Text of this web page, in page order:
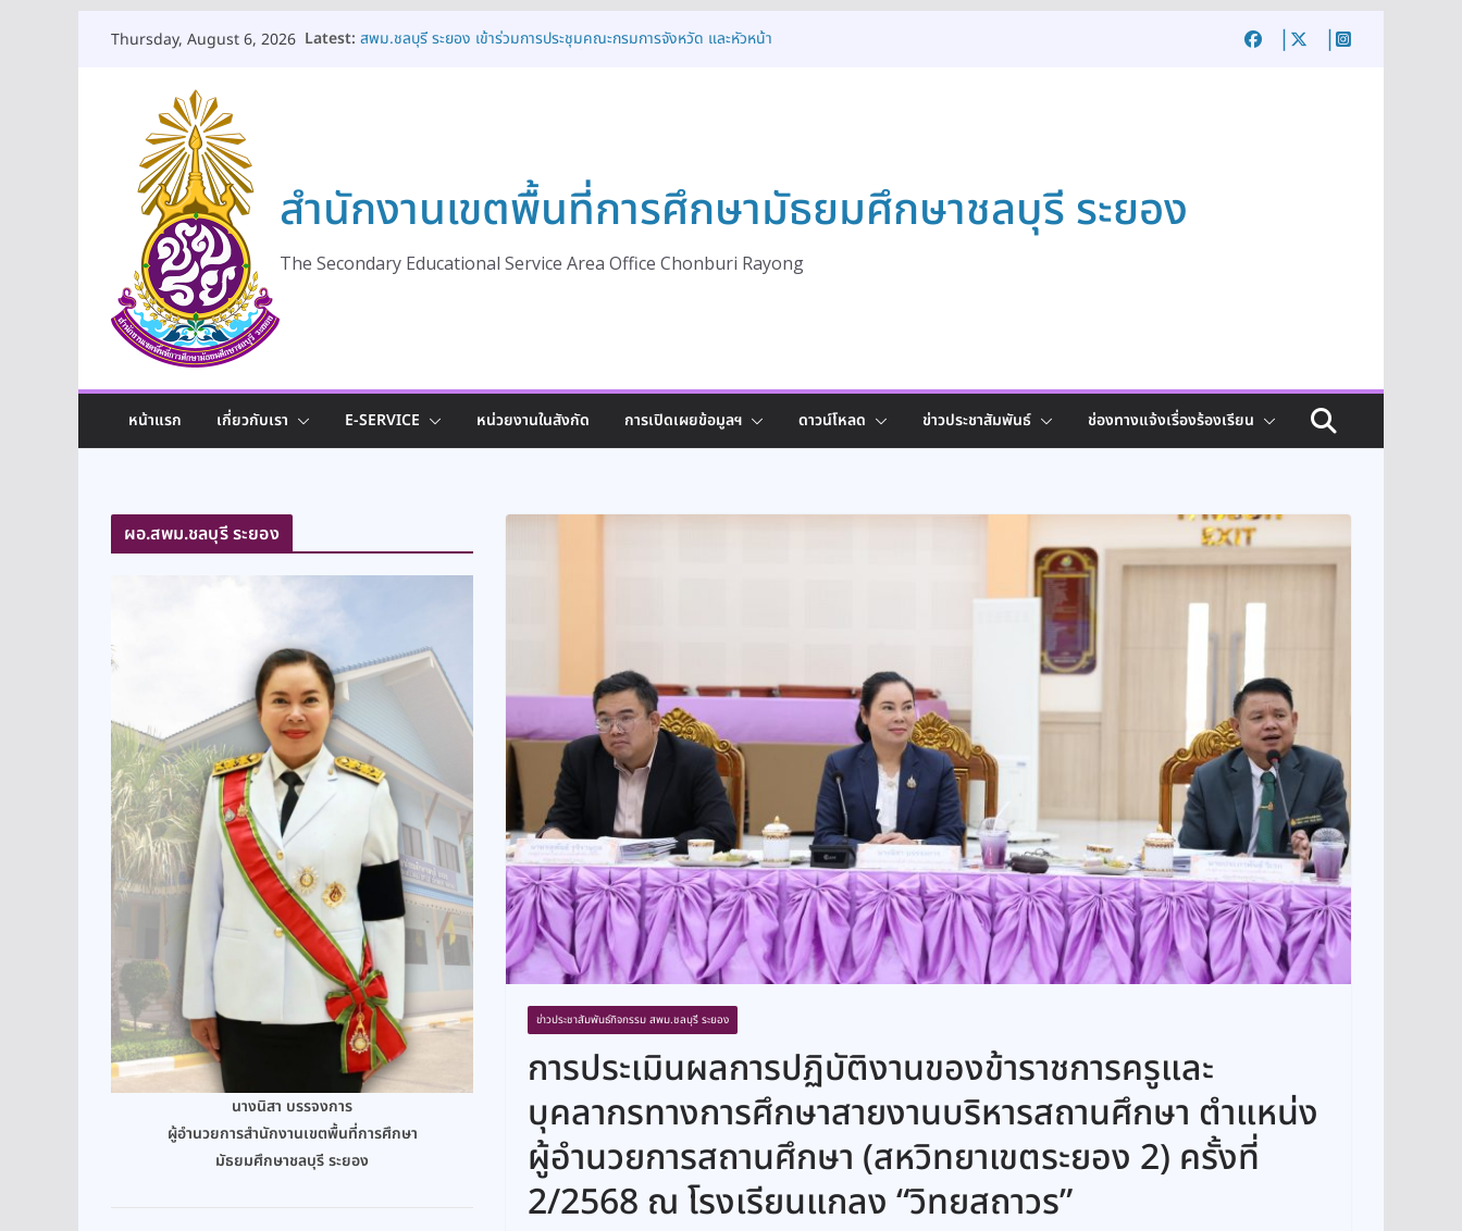
Thursday, August 6, 2026 Latest: สพม.ชลบุรี ระยอง เข้าร่วมการประชุมคณะกรมการจังหวัด และหัวหน้า
สพม.ชลบุรี ระยอง ร่วมพิธีเจริญพระพุทธมนต์ทำบุญตักบาตร และพิธี
ถวายเครื่องราชสักการะวางพานพุ่ม เนื่องในโอกาสวันเฉลิม
สพม.ชลบุรี ระยอง ร่วมพิธีเจริญพระพุทธมนต์และทำบุญตักบาตร ถวาย
เป็นพระราชกุศล เนื่องในโอกาสวันเฉลิมพระชนมพรรษา พระบาทสมเด็จ
สำนักงานเขตพื้นที่การศึกษามัธยมศึกษาชลบุรี ระยอง
The Secondary Educational Service Area Office Chonburi Rayong
หน้าแรก เกี่ยวกับเรา E-SERVICE หน่วยงานในสังกัด การเปิดเผยข้อมูลฯ ดาวน์โหลด ข่าวประชาสัมพันธ์ ช่องทางแจ้งเรื่องร้องเรียน
ข่าวประชาสัมพันธ์กิจกรรม สพม.ชลบุรี ระยอง
การประเมินผลการปฏิบัติงานของข้าราชการครูและ
บุคลากรทางการศึกษาสายงานบริหารสถานศึกษา ตำแหน่ง
ผู้อำนวยการสถานศึกษา (สหวิทยาเขตระยอง 2) ครั้งที่
2/2568 ณ โรงเรียนแกลง “วิทยสถาวร”
ผอ.สพม.ชลบุรี ระยอง
นางนิสา บรรจงการ
ผู้อำนวยการสำนักงานเขตพื้นที่การศึกษา
มัธยมศึกษาชลบุรี ระยอง